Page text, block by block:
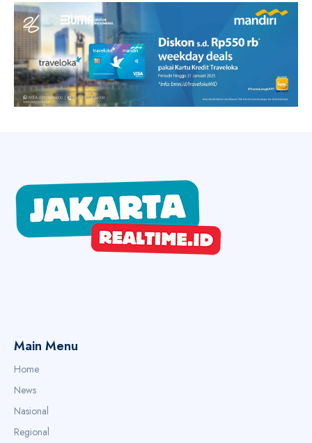
Main Menu
Home
News
Nasional
Regional